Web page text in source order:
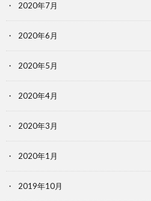
2020年7月
2020年6月
2020年5月
2020年4月
2020年3月
2020年1月
2019年10月